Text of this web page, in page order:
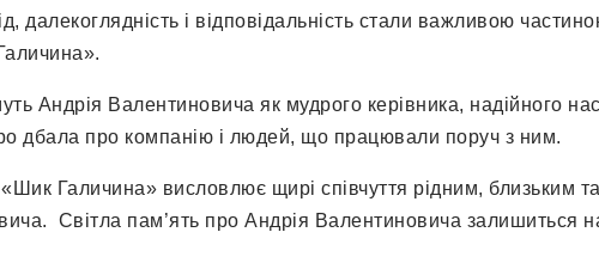
далекоглядність і відповідальність стали важливою
Андрія Валентиновича як мудрого керівника, надійного
дбала про компанію і людей, що працювали поруч з ним.
«Шик Галичина» висловлює щирі співчуття рідним, близьким
Світла пам’ять про Андрія Валентиновича залишиться